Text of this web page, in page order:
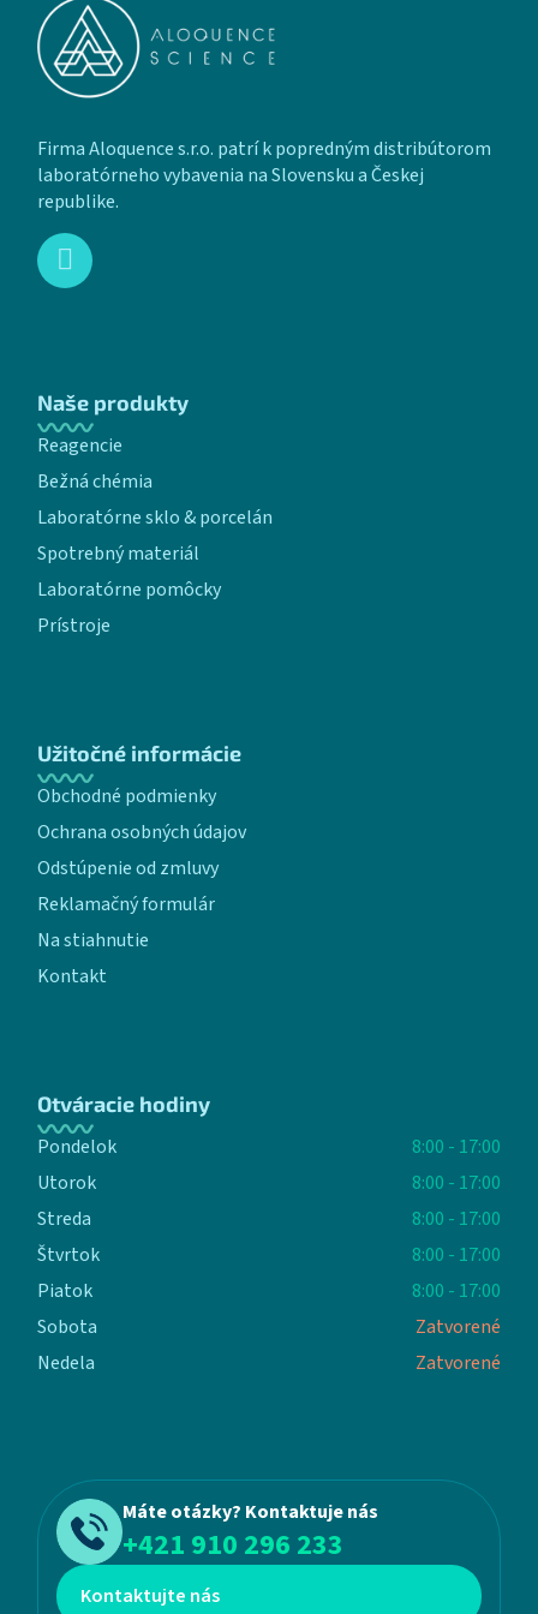
Firma Aloquence s.r.o. patrí k popredným distribútorom
laboratórneho vybavenia na Slovensku a Českej
republike.
Naše produkty
Reagencie
Bežná chémia
Laboratórne sklo & porcelán
Spotrebný materiál
Laboratórne pomôcky
Prístroje
Užitočné informácie
Obchodné podmienky
Ochrana osobných údajov
Odstúpenie od zmluvy
Reklamačný formulár
Na stiahnutie
Kontakt
Otváracie hodiny
Pondelok
8:00 - 17:00
Utorok
8:00 - 17:00
Streda
8:00 - 17:00
Štvrtok
8:00 - 17:00
Piatok
8:00 - 17:00
Sobota
Zatvorené
Nedela
Zatvorené
Máte otázky? Kontaktuje nás
+421 910 296 233
Kontaktujte nás